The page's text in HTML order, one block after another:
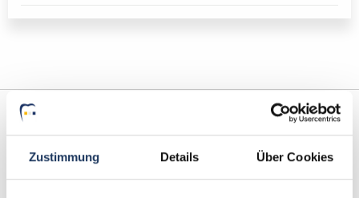
Zustimmung Details Über Cookies